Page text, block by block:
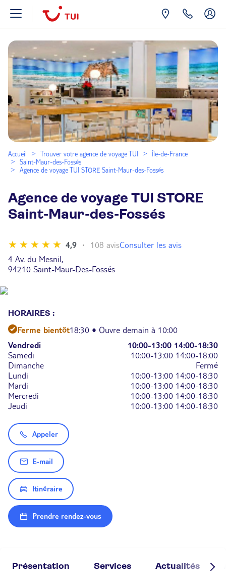
Accueil Trouver votre agence de voyage TUI
Île-de-France
Saint-Maur-des-Fossés
Agence de voyage TUI STORE Saint-Maur-des-Fossés
Agence de voyage TUI STORE
Saint-Maur-des-Fossés
4,9 108 avisConsulter les avis
4 Av. du Mesnil,
94210 Saint-Maur-Des-Fossés
HORAIRES :
Ferme bientôt18:30 • Ouvre demain à 10:00
Vendredi
10:00-13:00 14:00-18:30
Samedi
10:00-13:00 14:00-18:00
Dimanche
Fermé
Lundi
10:00-13:00 14:00-18:30
Mardi
10:00-13:00 14:00-18:30
Mercredi
10:00-13:00 14:00-18:30
Jeudi
10:00-13:00 14:00-18:30
Appeler
E-mail
Itinéraire
Prendre rendez-vous
Présentation Services Actualités